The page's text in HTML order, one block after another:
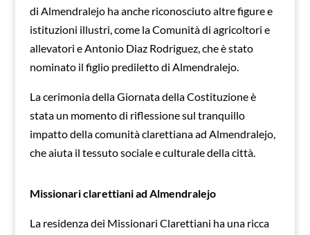
di Almendralejo ha anche riconosciuto altre figure e
istituzioni illustri, come la Comunità di agricoltori e
allevatori e Antonio Diaz Rodriguez, che è stato
nominato il figlio prediletto di Almendralejo.
La cerimonia della Giornata della Costituzione è
stata un momento di riflessione sul tranquillo
impatto della comunità clarettiana ad Almendralejo,
che aiuta il tessuto sociale e culturale della città.
Missionari clarettiani ad Almendralejo
La residenza dei Missionari Clarettiani ha una ricca